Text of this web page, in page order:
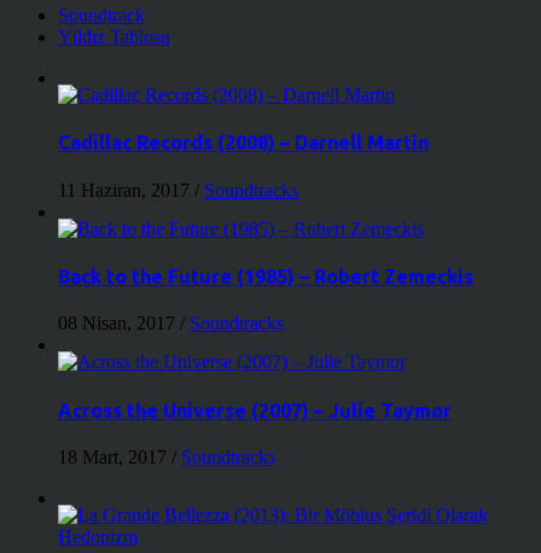
Soundtrack
Yıldız Tablosu
Cadillac Records (2008) – Darnell Martin
11 Haziran, 2017 / Soundtracks
Back to the Future (1985) – Robert Zemeckis
08 Nisan, 2017 / Soundtracks
Across the Universe (2007) – Julie Taymor
18 Mart, 2017 / Soundtracks